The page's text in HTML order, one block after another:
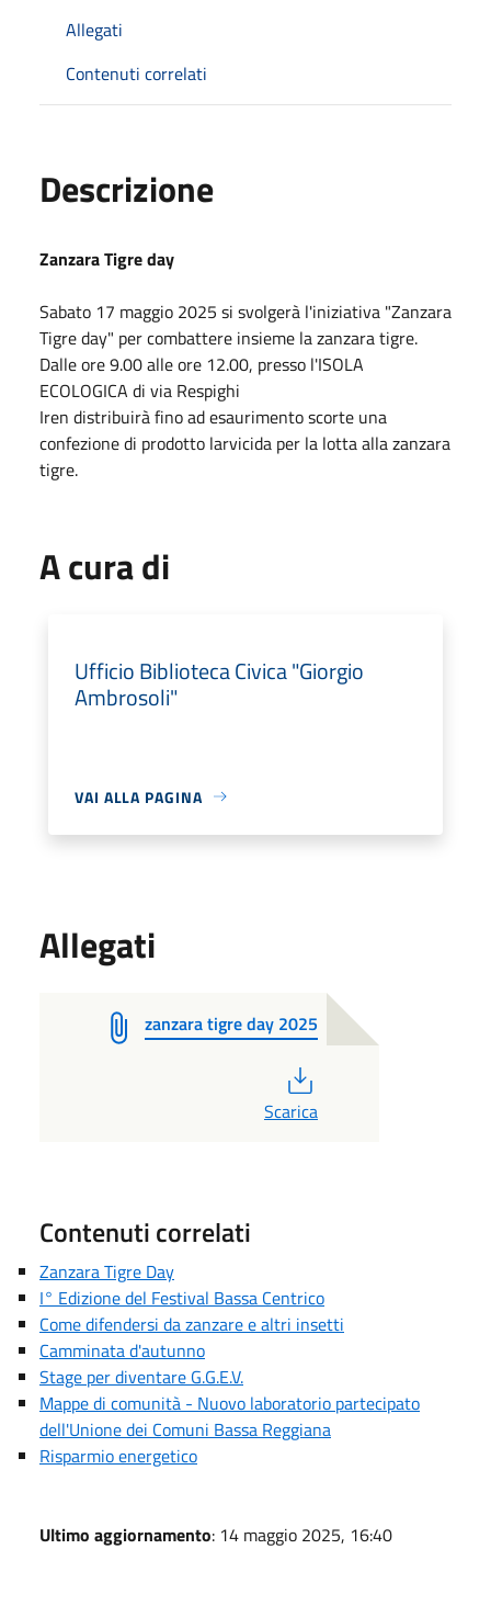
Allegati
Contenuti correlati
Descrizione
Zanzara Tigre day
Sabato 17 maggio 2025 si svolgerà l'iniziativa "Zanzara
Tigre day" per combattere insieme la zanzara tigre.
Dalle ore 9.00 alle ore 12.00, presso l'ISOLA
ECOLOGICA di via Respighi
Iren distribuirà fino ad esaurimento scorte una
confezione di prodotto larvicida per la lotta alla zanzara
tigre.
A cura di
Ufficio Biblioteca Civica "Giorgio
Ambrosoli"
VAI ALLA PAGINA
Allegati
zanzara tigre day 2025
Scarica
Contenuti correlati
Zanzara Tigre Day
I° Edizione del Festival Bassa Centrico
Come difendersi da zanzare e altri insetti
Camminata d'autunno
Stage per diventare G.G.E.V.
Mappe di comunità - Nuovo laboratorio partecipato
dell'Unione dei Comuni Bassa Reggiana
Risparmio energetico
Ultimo aggiornamento: 14 maggio 2025, 16:40